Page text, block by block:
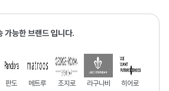
가능한 브랜드 입니다.
판도
메트루
조지로
라구나비
히어로